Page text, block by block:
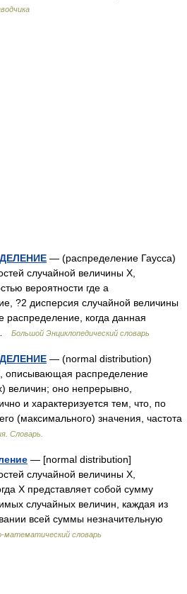
— (распределение Гаусса)
случайной величины Х,
вероятности где a
?2 дисперсия случайной величины
распределение, когда данная
Большой Энциклопедический словарь
— (normal distribution)
описывающая распределение
величин; оно непрерывно,
и характеризуется тем, что, по
(максимального) значения, частота
Словарь.
— [normal distribution]
случайной величины X,
X представляет собой сумму
случайных величин, каждая из
всей суммы незначительную
математический словарь